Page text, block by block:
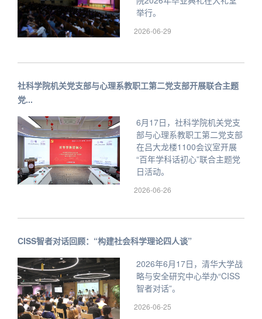
举行。
2026-06-29
社科学院机关党支部与心理系教职工第二党支部开展联合主题
党...
6月17日，社科学院机关党支
部与心理系教职工第二党支部
在吕大龙楼1100会议室开展
“百年学科话初心”联合主题党
日活动。
2026-06-26
CISS智者对话回顾：“构建社会科学理论四人谈”
2026年6月17日，清华大学战
略与安全研究中心举办“CISS
智者对话”。
2026-06-25